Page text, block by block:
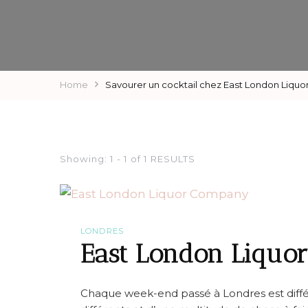
Home Savourer un cocktail chez East London
Showing: 1 - 1 of 1 RESULTS
LONDRES
East London
Chaque week-end passé à Londres est